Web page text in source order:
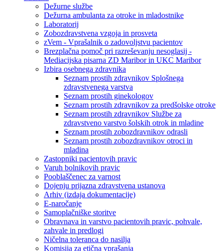
Dežurne službe
Dežurna ambulanta za otroke in mladostnike
Laboratorij
Zobozdravstvena vzgoja in prosveta
zVem - Vprašalnik o zadovoljstvu pacientov
Brezplačna pomoč pri razreševanju nesoglasij -
Mediacijska pisarna ZD Maribor in UKC Maribor
Izbira osebnega zdravnika
Seznam prostih zdravnikov Splošnega
zdravstvenega varstva
Seznam prostih ginekologov
Seznam prostih zdravnikov za predšolske otroke
Seznam prostih zdravnikov Službe za
zdravstveno varstvo šolskih otrok in mladine
Seznam prostih zobozdravnikov odrasli
Seznam prostih zobozdravnikov otroci in
mladina
Zastopniki pacientovih pravic
Varuh bolnikovih pravic
Pooblaščenec za varnost
Dojenju prijazna zdravstvena ustanova
Arhiv (izdaja dokumentacije)
E-naročanje
Samoplačniške storitve
Obravnava in varstvo pacientovih pravic, pohvale,
zahvale in predlogi
Ničelna toleranca do nasilja
Komisija za etična vprašanja